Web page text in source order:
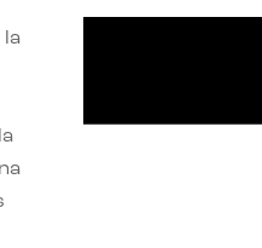
la